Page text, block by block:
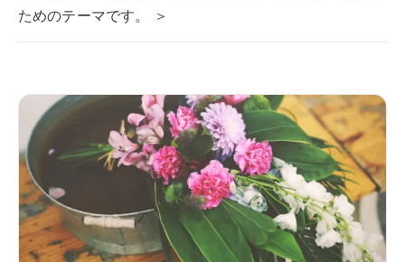
ためのテーマです。 ＞